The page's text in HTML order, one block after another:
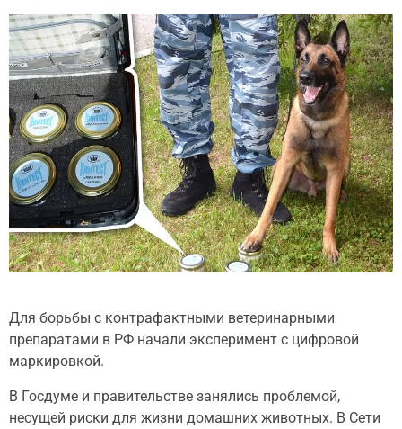
Для борьбы с контрафактными ветеринарными
препаратами в РФ начали эксперимент с цифровой
маркировкой.
В Госдуме и правительстве занялись проблемой,
несущей риски для жизни домашних животных. В Сети